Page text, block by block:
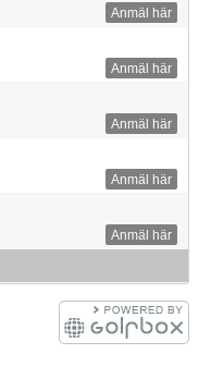
Anmäl här
Anmäl här
Anmäl här
Anmäl här
Anmäl här